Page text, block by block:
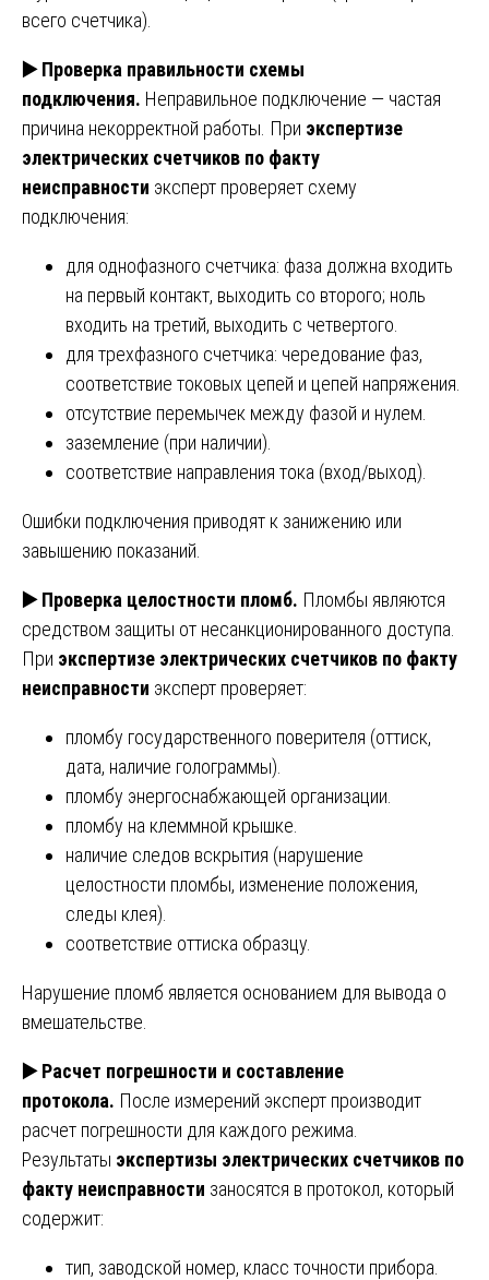
всего счетчика).
▶️Проверка правильности схемы
подключения. Неправильное подключение — частая
причина некорректной работы. При экспертизе
электрических счетчиков по факту
неисправности эксперт проверяет схему
подключения:
для однофазного счетчика: фаза должна входить
на первый контакт, выходить со второго; ноль
входить на третий, выходить с четвертого.
для трехфазного счетчика: чередование фаз,
соответствие токовых цепей и цепей напряжения.
отсутствие перемычек между фазой и нулем.
заземление (при наличии).
соответствие направления тока (вход/выход).
Ошибки подключения приводят к занижению или
завышению показаний.
▶️Проверка целостности пломб. Пломбы являются
средством защиты от несанкционированного доступа.
При экспертизе электрических счетчиков по факту
неисправности эксперт проверяет:
пломбу государственного поверителя (оттиск,
дата, наличие голограммы).
пломбу энергоснабжающей организации.
пломбу на клеммной крышке.
наличие следов вскрытия (нарушение
целостности пломбы, изменение положения,
следы клея).
соответствие оттиска образцу.
Нарушение пломб является основанием для вывода о
вмешательстве.
▶️Расчет погрешности и составление
протокола. После измерений эксперт производит
расчет погрешности для каждого режима.
Результаты экспертизы электрических счетчиков по
факту неисправности заносятся в протокол, который
содержит:
тип, заводской номер, класс точности прибора.